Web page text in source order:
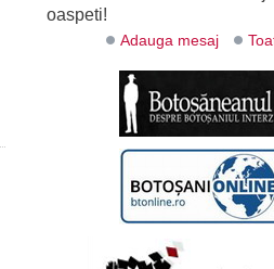
oaspeti!
Adauga mesaj